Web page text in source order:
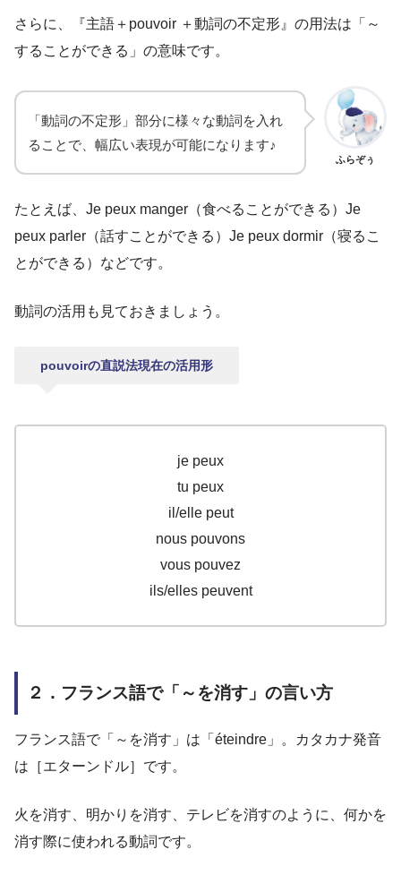
さらに、『主語＋pouvoir ＋動詞の不定形』の用法は「～
することができる」の意味です。
ふらぞぅ
「動詞の不定形」部分に様々な動詞を入れ
ることで、幅広い表現が可能になります♪
たとえば、Je peux manger（食べることができる）Je
peux parler（話すことができる）Je peux dormir（寝るこ
とができる）などです。
動詞の活用も見ておきましょう。
pouvoirの直説法現在の活用形
je peux
tu peux
il/elle peut
nous pouvons
vous pouvez
ils/elles peuvent
２．フランス語で「～を消す」の言い方
フランス語で「～を消す」は「éteindre」。カタカナ発音
は［エターンドル］です。
火を消す、明かりを消す、テレビを消すのように、何かを
消す際に使われる動詞です。